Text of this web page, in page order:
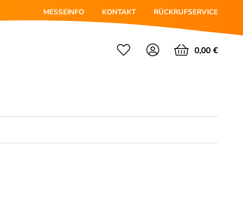
MESSEINFO KONTAKT RÜCKRUFSERVICE
0,00 €